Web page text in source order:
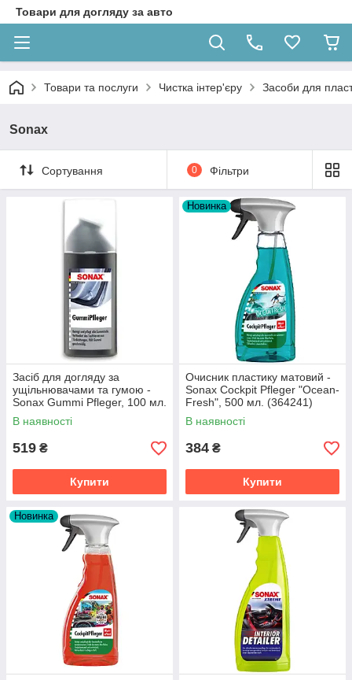
Товари для догляду за авто
Товари та послуги Чистка інтер'єру Засоби для
Sonax
Сортування 0 Фільтри
Засіб для догляду за
ущільнювачами та гумою -
Sonax Gummi Pfleger, 100 мл.
(340100)
В наявності
519 ₴
Купити
Новинка
Очисник пластику матовий -
Sonax Cockpit Pfleger "Ocean-
Fresh", 500 мл. (364241)
В наявності
384 ₴
Купити
Новинка